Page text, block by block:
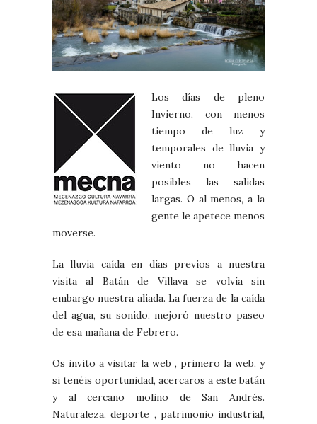
Los días de pleno
Invierno, con menos
tiempo de luz y
temporales de lluvia y
viento no hacen
posibles las salidas
largas. O al menos, a la
gente le apetece menos
moverse.
La lluvia caída en días previos a nuestra
visita al Batán de Villava se volvía sin
embargo nuestra aliada. La fuerza de la caída
del agua, su sonido, mejoró nuestro paseo
de esa mañana de Febrero.
Os invito a visitar la web , primero la web, y
si tenéis oportunidad, acercaros a este batán
y al cercano molino de San Andrés.
Naturaleza, deporte , patrimonio industrial,